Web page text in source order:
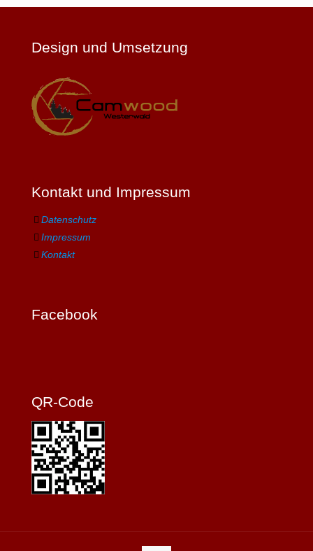
Design und Umsetzung
Kontakt und Impressum
Datenschutz
Impressum
Kontakt
Facebook
QR-Code